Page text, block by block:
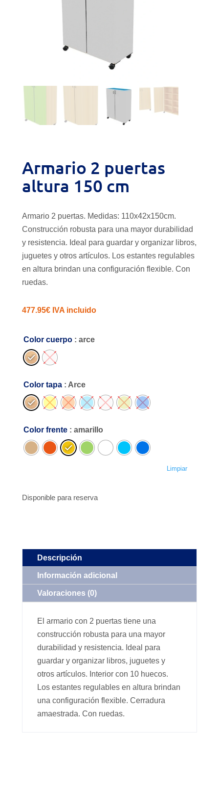
Armario 2 puertas
altura 150 cm
Armario 2 puertas. Medidas: 110x42x150cm.
Construcción robusta para una mayor durabilidad
y resistencia. Ideal para guardar y organizar libros,
juguetes y otros artículos. Los estantes regulables
en altura brindan una configuración flexible. Con
ruedas.
477.95€ IVA incluido
Color cuerpo : arce
Color tapa : Arce
Color frente : amarillo
Limpiar
Disponible para reserva
Descripción
Información adicional
Valoraciones (0)
El armario con 2 puertas tiene una
construcción robusta para una mayor
durabilidad y resistencia. Ideal para
guardar y organizar libros, juguetes y
otros artículos. Interior con 10 huecos.
Los estantes regulables en altura brindan
una configuración flexible. Cerradura
amaestrada. Con ruedas.